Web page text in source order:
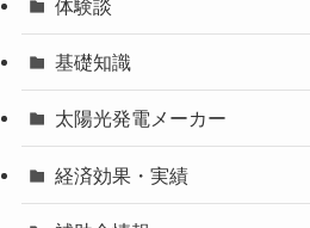
体験談
基礎知識
太陽光発電メーカー
経済効果・実績